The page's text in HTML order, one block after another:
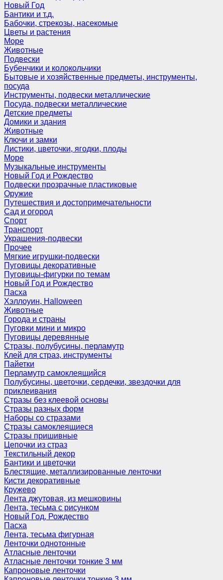
Новый Год
Бантики и т.д.
Бабочки, стрекозы, насекомые
Цветы и растения
Море
Животные
Подвески
Бубенчики и колокольчики
Бытовые и хозяйственные предметы, инструменты,
посуда
Инструменты, подвески металлические
Посуда, подвески металлические
Детские предметы
Домики и здания
Животные
Ключи и замки
Листики, цветочки, ягодки, плоды
Море
Музыкальные инструменты
Новый Год и Рождество
Подвески прозрачные пластиковые
Оружие
Путешествия и достопримечательности
Сад и огород
Спорт
Транспорт
Украшения-подвески
Прочее
Мягкие игрушки-подвески
Пуговицы декоративные
Пуговицы-фигурки по темам
Новый Год и Рождество
Пасха
Хэллоуин, Halloween
Животные
Города и страны
Пуговки мини и микро
Пуговицы деревянные
Стразы, полубусины, перламутр
Клей для страз, инструменты
Пайетки
Перламутр самоклеящийся
Полубусины, цветочки, сердечки, звездочки для
приклеивания
Стразы без клеевой основы
Стразы разных форм
Наборы со стразами
Стразы самоклеящиеся
Стразы пришивные
Цепочки из страз
Текстильный декор
Бантики и цветочки
Блестящие, металлизированные ленточки
Кисти декоративные
Кружево
Лента джутовая, из мешковины
Лента, тесьма с рисунком
Новый Год, Рождество
Пасха
Лента, тесьма фигурная
Ленточки однотонные
Атласные ленточки
Атласные ленточки тонкие 3 мм
Капроновые ленточки